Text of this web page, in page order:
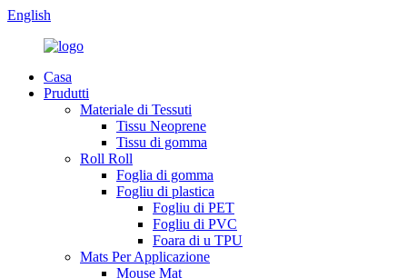
English
Casa
Prudutti
Materiale di Tessuti
Tissu Neoprene
Tissu di gomma
Roll Roll
Foglia di gomma
Fogliu di plastica
Fogliu di PET
Fogliu di PVC
Foara di u TPU
Mats Per Applicazione
Mouse Mat